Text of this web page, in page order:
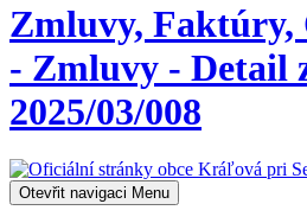
Zmluvy, Faktúry,
- Zmluvy - Detail
2025/03/008
Otevřit navigaci Menu